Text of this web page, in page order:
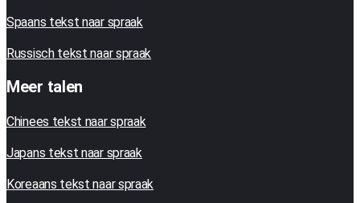
Spaans tekst naar spraak
Russisch tekst naar spraak
Meer talen
Chinees tekst naar spraak
Japans tekst naar spraak
Koreaans tekst naar spraak